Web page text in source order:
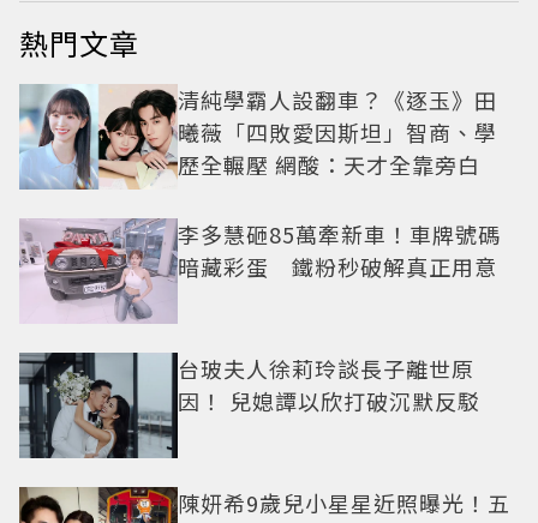
熱門文章
清純學霸人設翻車？《逐玉》田
曦薇「四敗愛因斯坦」智商、學
歷全輾壓 網酸：天才全靠旁白
李多慧砸85萬牽新車！車牌號碼
暗藏彩蛋 鐵粉秒破解真正用意
台玻夫人徐莉玲談長子離世原
因！ 兒媳譚以欣打破沉默反駁
陳妍希9歲兒小星星近照曝光！五